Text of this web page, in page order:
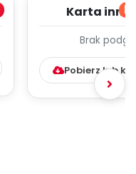
Karta
Brak
Pobierz lub